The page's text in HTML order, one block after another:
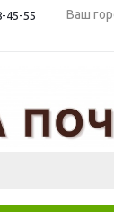
45-55 Ваш